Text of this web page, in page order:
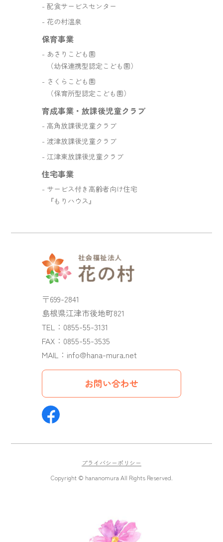
配食サービスセンター
花の村温泉
保育事業
あさりこども園
（幼保連携型認定こども園）
さくらこども園
（保育所型認定こども園）
育成事業・放課後児童クラブ
高角放課後児童クラブ
渡津放課後児童クラブ
江津東放課後児童クラブ
住宅事業
サービス付き高齢者向け住宅
『もりハウス』
〒699-2841
島根県江津市後地町821
TEL： 0855-55-3131
FAX：0855-55-3535
MAIL： info@hana-mura.net
お問い合わせ
プライバシーポリシー
Copyright © hananomura All Rights Reserved.